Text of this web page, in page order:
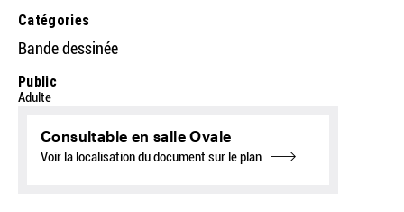
Catégories
Bande dessinée
Public
Adulte
Consultable en salle Ovale
Voir la localisation du document sur le plan